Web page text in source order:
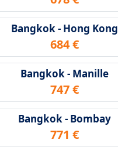
Bangkok - Hong Kong
684 €
Bangkok - Manille
747 €
Bangkok - Bombay
771 €